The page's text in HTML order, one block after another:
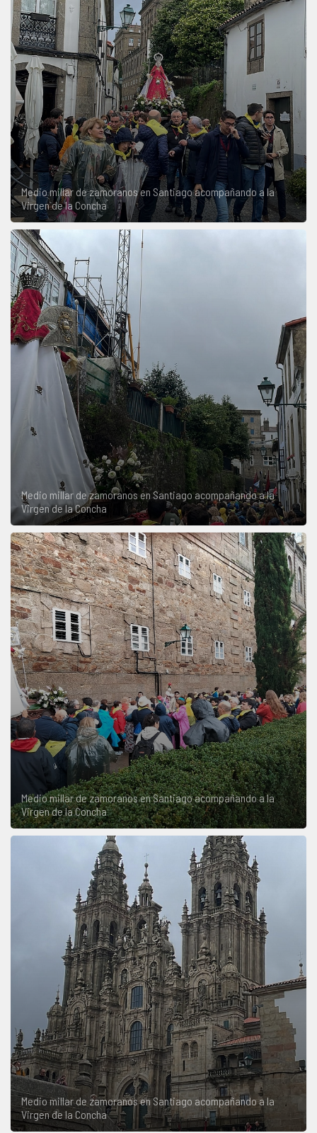
Medio millar de zamoranos en Santiago acompañando a la
Virgen de la Concha
Medio millar de zamoranos en Santiago acompañando a la
Virgen de la Concha
Medio millar de zamoranos en Santiago acompañando a la
Virgen de la Concha
Medio millar de zamoranos en Santiago acompañando a la
Virgen de la Concha